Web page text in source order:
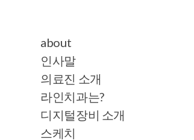
about
인사말
의료진 소개
라인치과는?
디지털장비 소개
스케치